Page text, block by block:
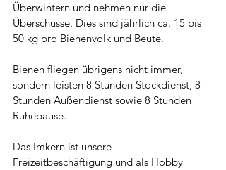
Überwintern und nehmen nur die
Überschüsse. Dies sind jährlich ca. 15 bis
50 kg pro Bienenvolk und Beute.
Bienen fliegen übrigens nicht immer,
sondern leisten 8 Stunden Stockdienst, 8
Stunden Außendienst sowie 8 Stunden
Ruhepause.
Das Imkern ist unsere
Freizeitbeschäftigung und als Hobby